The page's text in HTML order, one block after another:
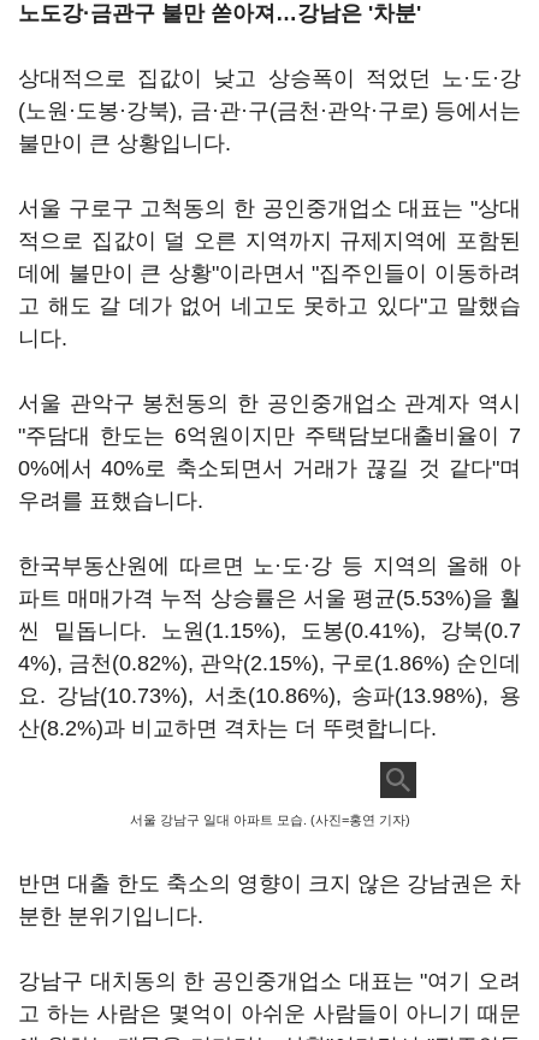
노도강·금관구 불만 쏟아져…강남은 '차분'
상대적으로 집값이 낮고 상승폭이 적었던 노·도·강
(노원·도봉·강북), 금·관·구(금천·관악·구로) 등에서는
불만이 큰 상황입니다.
서울 구로구 고척동의 한 공인중개업소 대표는 "상대
적으로 집값이 덜 오른 지역까지 규제지역에 포함된
데에 불만이 큰 상황"이라면서 "집주인들이 이동하려
고 해도 갈 데가 없어 네고도 못하고 있다"고 말했습
니다.
서울 관악구 봉천동의 한 공인중개업소 관계자 역시
"주담대 한도는 6억원이지만 주택담보대출비율이 7
0%에서 40%로 축소되면서 거래가 끊길 것 같다"며
우려를 표했습니다.
한국부동산원에 따르면 노·도·강 등 지역의 올해 아
파트 매매가격 누적 상승률은 서울 평균(5.53%)을 훨
씬 밑돕니다. 노원(1.15%), 도봉(0.41%), 강북(0.7
4%), 금천(0.82%), 관악(2.15%), 구로(1.86%) 순인데
요. 강남(10.73%), 서초(10.86%), 송파(13.98%), 용
산(8.2%)과 비교하면 격차는 더 뚜렷합니다.
서울 강남구 일대 아파트 모습. (사진=홍연 기자)
반면 대출 한도 축소의 영향이 크지 않은 강남권은 차
분한 분위기입니다.
강남구 대치동의 한 공인중개업소 대표는 "여기 오려
고 하는 사람은 몇억이 아쉬운 사람들이 아니기 때문